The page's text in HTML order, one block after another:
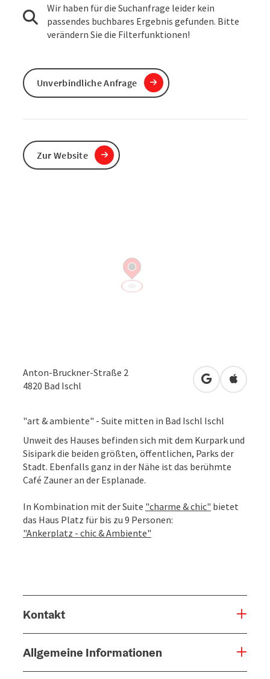
Anton-Bruckner-Straße 2
4820 Bad Ischl in Google
in
"art & ambiente" - Suite mitten in Bad Ischl Ischl
Unweit des Hauses befinden sich mit dem Kurpark und
Sisipark die beiden größten, öffentlichen, Parks der
Stadt. Ebenfalls ganz in der Nähe ist das berühmte
Café Zauner an der Esplanade.
In Kombination mit der Suite "charme & chic" bietet
das Haus Platz für bis zu 9 Personen:
"Ankerplatz - chic & Ambiente"
Kontakt
Allgemeine Informationen
Wir haben für die Suchanfrage leider kein
passendes buchbares Ergebnis gefunden. Bitte
verändern Sie die Filterfunktionen!
Unverbindliche Anfrage
Zur Website